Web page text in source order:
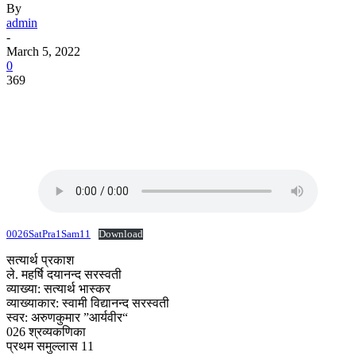
By
admin
-
March 5, 2022
0
369
0026SatPra1Sam11 Download
सत्यार्थ प्रकाश
ले. महर्षि दयानन्द सरस्वती
व्याख्या: सत्यार्थ भास्कर
व्याख्याकार: स्वामी विद्यानन्द सरस्वती
स्वर: अरुणकुमार ”आर्यवीर“
026 श्रव्यकणिका
प्रथम समुल्लास 11